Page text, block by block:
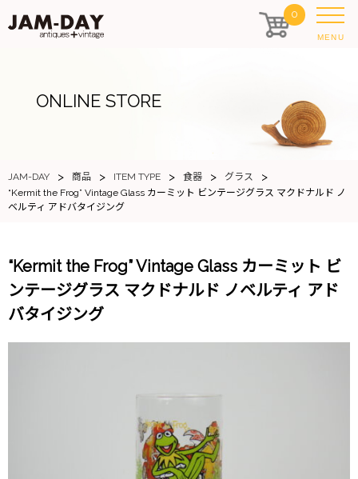
0
MENU
ONLINE STORE
JAM-DAY > 商品 > ITEM TYPE > 食器 > グラス >
“Kermit the Frog” Vintage Glass カーミット ビンテージグラス マクドナルド ノ
ベルティ アドバタイジング
“Kermit the Frog” Vintage Glass カーミット ビ
ンテージグラス マクドナルド ノベルティ アド
バタイジング